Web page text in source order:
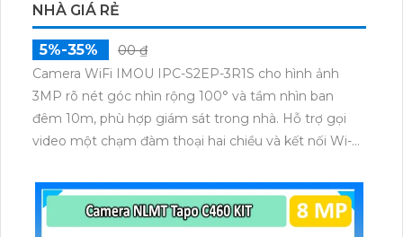
NHÀ GIÁ RẺ
5%-35%
00 ₫
Camera WiFi IMOU IPC-S2EP-3R1S cho hình ảnh
3MP rõ nét góc nhìn rộng 100° và tầm nhìn ban
đêm 10m, phù hợp giám sát trong nhà. Hỗ trợ gọi
video một chạm đàm thoại hai chiều và kết nối Wi-Fi
microSD tối đa 256GB hoặc lưu đám mây dễ lắp đặt
cho gia đình và văn phòng nhỏ.